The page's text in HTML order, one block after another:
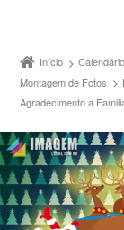
Início
Montagem de Fotos
Agradecimento a